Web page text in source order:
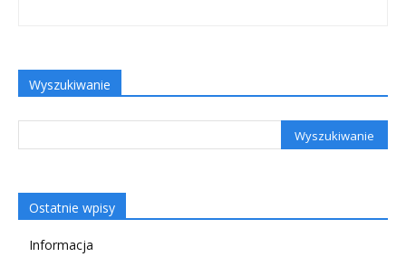
Wyszukiwanie
Ostatnie wpisy
Informacja